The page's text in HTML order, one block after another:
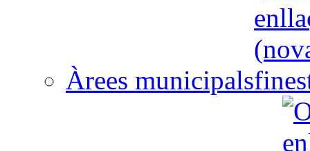
Àrees municipals